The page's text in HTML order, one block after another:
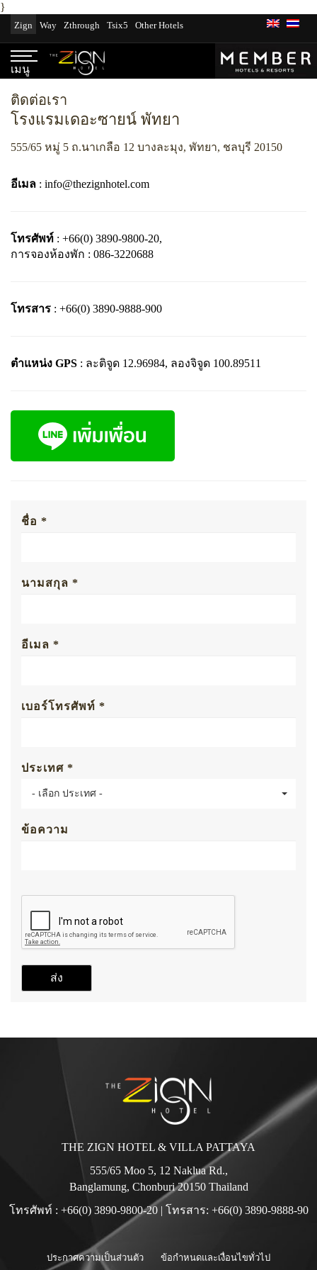
}
ข้าม
ไป
เนื้อหา
Zign Way Zthrough Tsix5 Other Hotels
เมนู
ติดต่อเรา
โรงแรมเดอะซายน์ พัทยา
555/65 หมู่ 5 ถ.นาเกลือ 12 บางละมุง, พัทยา, ชลบุรี 20150
อีเมล : info@thezignhotel.com
โทรศัพท์ : +66(0) 3890-9800-20,
การจองห้องพัก : 086-3220688
โทรสาร : +66(0) 3890-9888-900
ตำแหน่ง GPS : ละติจูด 12.96984, ลองจิจูด 100.89511
ชื่อ *
นามสกุล *
อีเมล *
เบอร์โทรศัพท์ *
ประเทศ *
- เลือก ประเทศ -
ข้อความ
ส่ง
THE ZIGN HOTEL & VILLA PATTAYA
555/65 Moo 5, 12 Naklua Rd.,
Banglamung, Chonburi 20150 Thailand
โทรศัพท์ : +66(0) 3890-9800-20| โทรสาร: +66(0) 3890-9888-90
ประกาศความเป็นส่วนตัว ข้อกำหนดและเงื่อนไขทั่วไป